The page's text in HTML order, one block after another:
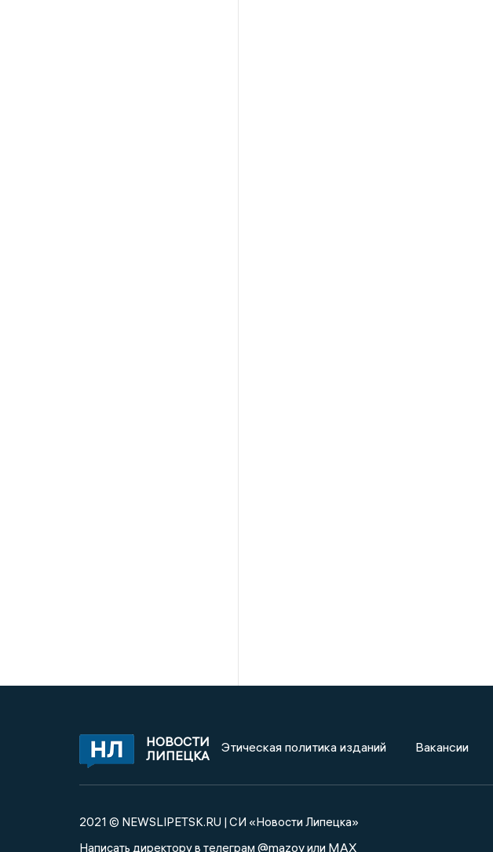
НОВОСТИ
ЛИПЕЦКА
Этическая политика изданий Вакансии
2021 © NEWSLIPETSK.RU | СИ «Новости Липецка»
Написать директору в телеграм @mazovили MAX